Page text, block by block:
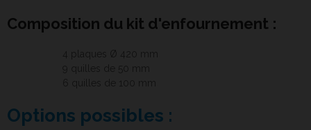
Composition du kit d'enfournement :
Options possibles :